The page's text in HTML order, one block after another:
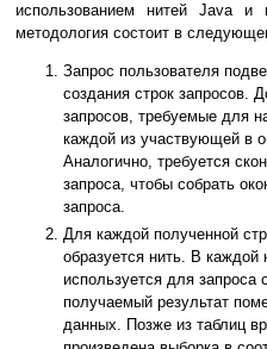
использованием нитей Java и
методология состоит в
Запрос пользователя
создания строк запросов.
запросов, требуемые для
каждой из участвующей в
Аналогично, требуется
запроса, чтобы собрать
запроса.
Для каждой полученной
образуется нить. В каждой
используется для
получаемый результат
данных. Позже из таблиц